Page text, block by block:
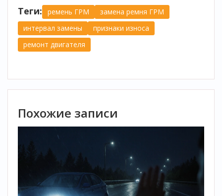
Теги: ремень ГРМ
замена ремня ГРМ
интервал замены
признаки износа
ремонт двигателя
Похожие записи